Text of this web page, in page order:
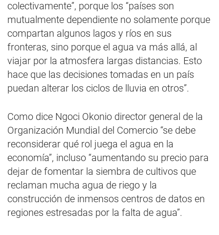
colectivamente”, porque los “países son
mutualmente dependiente no solamente porque
compartan algunos lagos y ríos en sus
fronteras, sino porque el agua va más allá, al
viajar por la atmosfera largas distancias. Esto
hace que las decisiones tomadas en un país
puedan alterar los ciclos de lluvia en otros”.
Como dice Ngoci Okonio director general de la
Organización Mundial del Comercio “se debe
reconsiderar qué rol juega el agua en la
economía”, incluso “aumentando su precio para
dejar de fomentar la siembra de cultivos que
reclaman mucha agua de riego y la
construcción de inmensos centros de datos en
regiones estresadas por la falta de agua”.